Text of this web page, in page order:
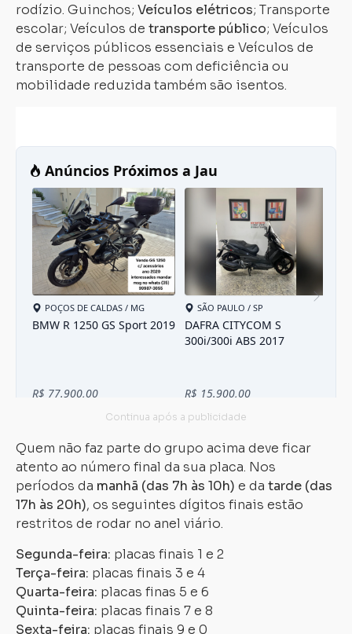
rodízio. Guinchos; Veículos elétricos; Transporte
escolar; Veículos de transporte público; Veículos
de serviços públicos essenciais e Veículos de
transporte de pessoas com deficiência ou
mobilidade reduzida também são isentos.
Quem não faz parte do grupo acima deve ficar
atento ao número final da sua placa. Nos
períodos da manhã (das 7h às 10h) e da tarde (das
17h às 20h), os seguintes dígitos finais estão
restritos de rodar no anel viário.
Segunda-feira: placas finais 1 e 2
Terça-feira: placas finais 3 e 4
Quarta-feira: placas finas 5 e 6
Quinta-feira: placas finais 7 e 8
Sexta-feira: placas finais 9 e 0